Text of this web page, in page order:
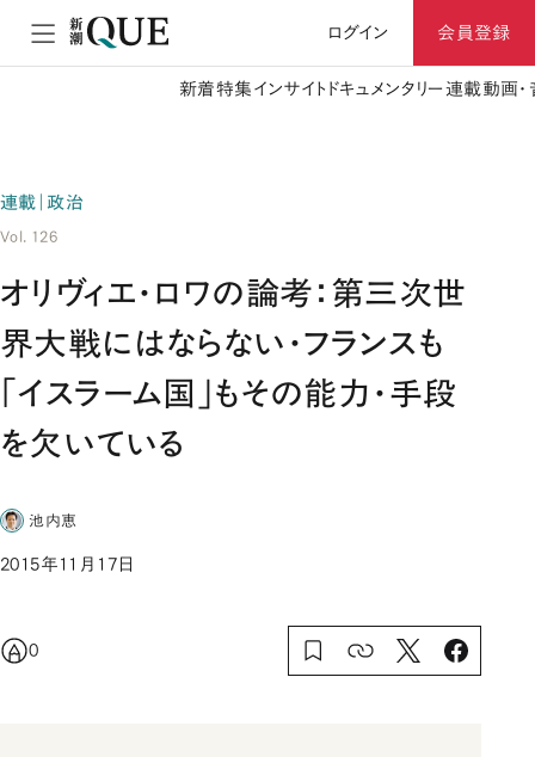
ログイン 会員登録
新着特集 インサイト ドキュメンタリー 連載動画
連載｜政治
Vol. 126
オリヴィエ・ロワの論考：第三次世
界大戦にはならない・フランスも
「イスラーム国」もその能力・手段
を欠いている
池内恵
2015年11月17日
0